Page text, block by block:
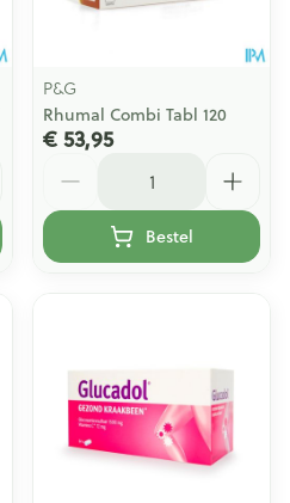
P&G
Rhumal Combi Tabl 120
€ 53,95
Bestel